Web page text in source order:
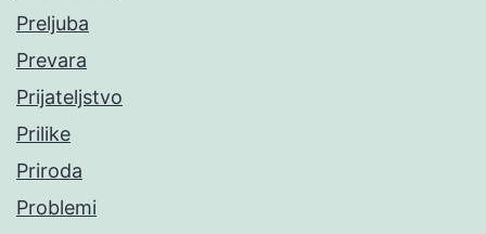
Preljuba
Prevara
Prijateljstvo
Prilike
Priroda
Problemi